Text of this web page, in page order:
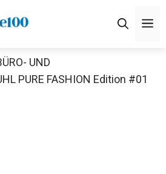
UND
PURE FASHION Edition #01